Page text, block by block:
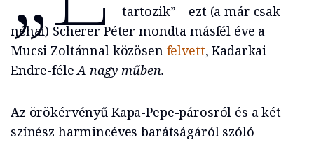
tartozik” – ezt (a már csak
néhai) Scherer Péter mondta másfél éve a
Mucsi Zoltánnal közösen felvett, Kadarkai
Endre-féleA nagy műben.
Az örökérvényű Kapa-Pepe-párosról és a két
színész harmincéves barátságáról szóló